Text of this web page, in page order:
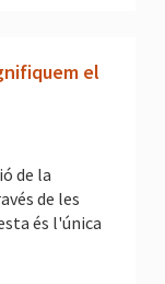
el
de la
de les
és l'única